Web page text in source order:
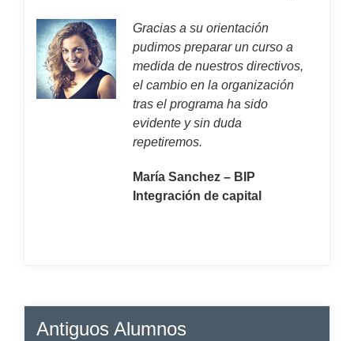
Gracias a su orientación
pudimos preparar un curso a
medida de nuestros directivos,
el cambio en la organización
tras el programa ha sido
evidente y sin duda
repetiremos.
María Sanchez – BIP
Integración de capital
Antiguos Alumnos